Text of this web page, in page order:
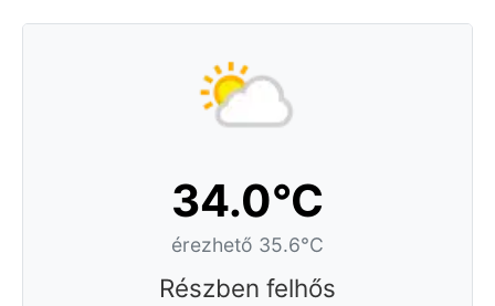
34.0°C
érezhető 35.6°C
Részben felhős